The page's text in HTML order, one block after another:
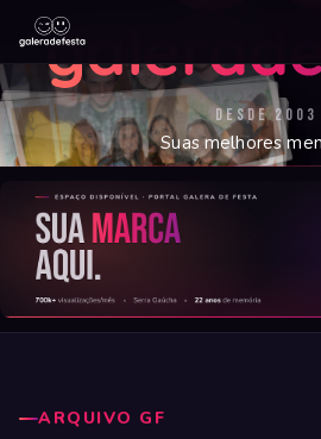
DESDE 2003
Suas melhores
Encontrar minha foto
Veja todas as fotos —
ARQUIVO GF